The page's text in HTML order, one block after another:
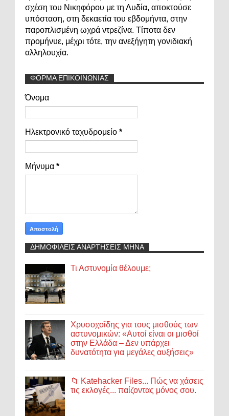
σχέση του Νικηφόρου με τη Λυδία, αποκτούσε
υπόσταση, στη δεκαετία του εβδομήντα, στην
παροπλισμένη ωχρά ντρεζίνα. Τίποτα δεν
προμήνυε, μέχρι τότε, την ανεξήγητη γονιδιακή
αλληλουχία.
ΦΟΡΜΑ ΕΠΙΚΟΙΝΩΝΙΑΣ
Όνομα
Ηλεκτρονικό ταχυδρομείο *
Μήνυμα *
ΔΗΜΟΦΙΛΕΙΣ ΑΝΑΡΤΗΣΕΙΣ ΜΗΝΑ
Τι Αστυνομία θέλουμε;
Χρυσοχοΐδης για τους μισθούς των
αστυνομικών: «Αυτοί είναι οι μισθοί
στην Ελλάδα – Δεν υπάρχει
δυνατότητα για μεγάλες αυξήσεις»
📁 Katehacker Files... Πώς να χάσεις
τις εκλογές... παίζοντας μόνος σου.